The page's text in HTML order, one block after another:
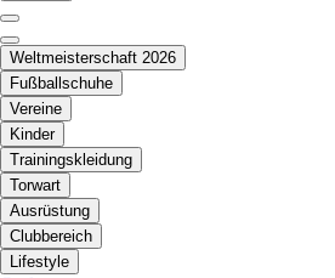
Weltmeisterschaft 2026
Fußballschuhe
Vereine
Kinder
Trainingskleidung
Torwart
Ausrüstung
Clubbereich
Lifestyle